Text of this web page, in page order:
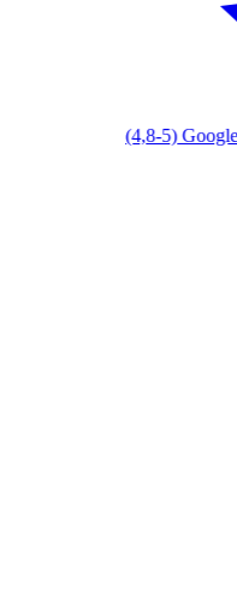
(4,8-5) Google